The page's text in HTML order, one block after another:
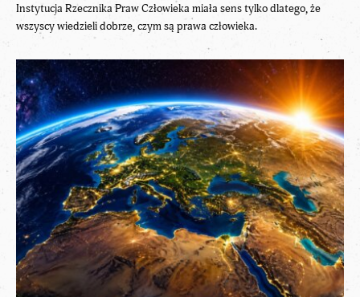
Instytucja Rzecznika Praw Człowieka miała sens tylko dlatego, że
wszyscy wiedzieli dobrze, czym są prawa człowieka.